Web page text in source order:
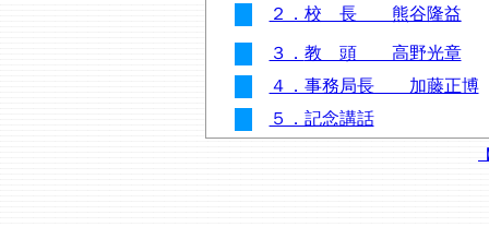
２．校 長 熊谷隆益
３． 教 頭 高野光章
４．事務局長 加藤正博
５．記念講話